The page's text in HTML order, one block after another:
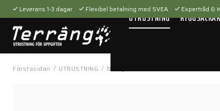
Leverans 1-3 dagar Flexibel betalning med SVEA Expertråd &
UTRUSTNING
Förstasidan / UTRUSTNING / Bärsystem